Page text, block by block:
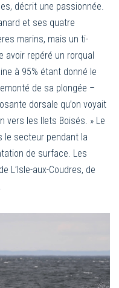
décrit une passionnée.
et ses quatre
marins, mais un ti-
avoir repéré un rorqual
à 95% étant donné le
de sa plongée –
dorsale qu’on voyait
vers les Ilets Boisés. » Le
le secteur pendant la
de surface. Les
L’Isle-aux-Coudres, de